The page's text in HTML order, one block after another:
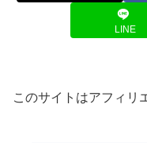
LINE
このサイトはアフィリ